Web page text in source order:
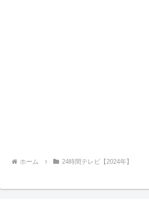
ホーム 24時間テレビ【2024年】